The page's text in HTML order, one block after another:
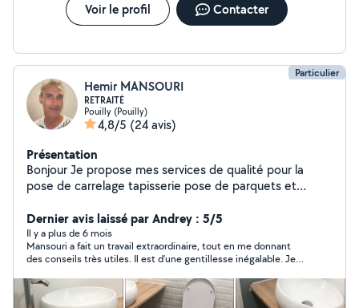
Voir le profil Contacter
Particulier
Hemir MANSOURI
RETRAITÉ
Pouilly (Pouilly)
4,8/5 (24 avis)
Présentation
Bonjour Je propose mes services de qualité pour la
pose de carrelage tapisserie pose de parquets et
Dernier avis laissé par Andrey : 5/5
Il y a plus de 6 mois
Mansouri a fait un travail extraordinaire, tout en me donnant
des conseils très utiles. Il est d’une gentillesse inégalable. Je